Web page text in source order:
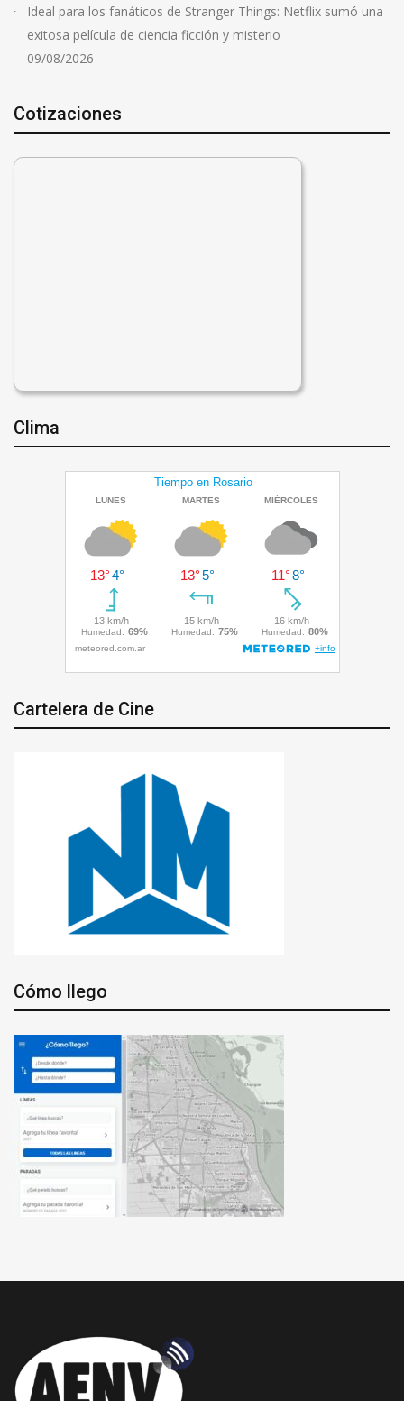
Ideal para los fanáticos de Stranger Things: Netflix sumó una
exitosa película de ciencia ficción y misterio
09/08/2026
Cotizaciones
Clima
Cartelera de Cine
Cómo llego